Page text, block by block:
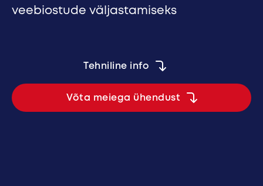
veebiostude väljastamiseks
Võta meiega ühendust
Tehniline info